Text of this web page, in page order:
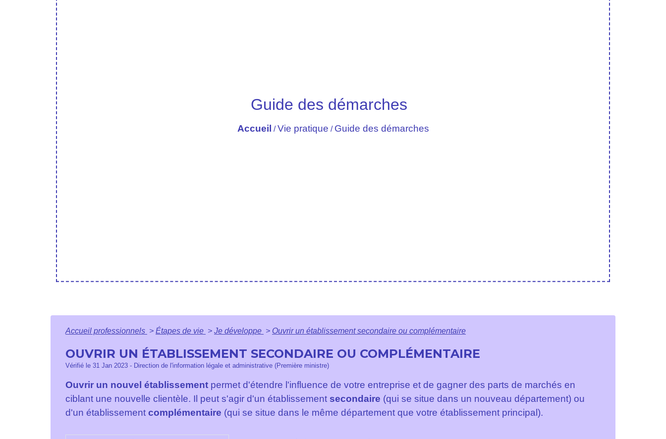
Guide des démarches
Accueil /Vie pratique / Guide des démarches
Accueil professionnels > Étapes de vie > Je développe > Ouvrir un établissement secondaire ou complémentaire
OUVRIR UN ÉTABLISSEMENT SECONDAIRE OU COMPLÉMENTAIRE
Vérifié le 31 Jan 2023 - Direction de l'information légale et administrative (Première ministre)
Ouvrir un nouvel établissement permet d'étendre l'influence de votre entreprise et de gagner des parts de marchés en
ciblant une nouvelle clientèle. Il peut s'agir d'un établissement secondaire (qui se situe dans un nouveau département) ou
d'un établissement complémentaire (qui se situe dans le même département que votre établissement principal).